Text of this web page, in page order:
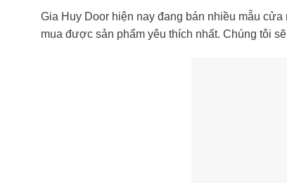
Gia Huy Door hiện nay đang bán nhiều mẫu
mua được sản phẩm yêu thích nhất. Chúng tôi